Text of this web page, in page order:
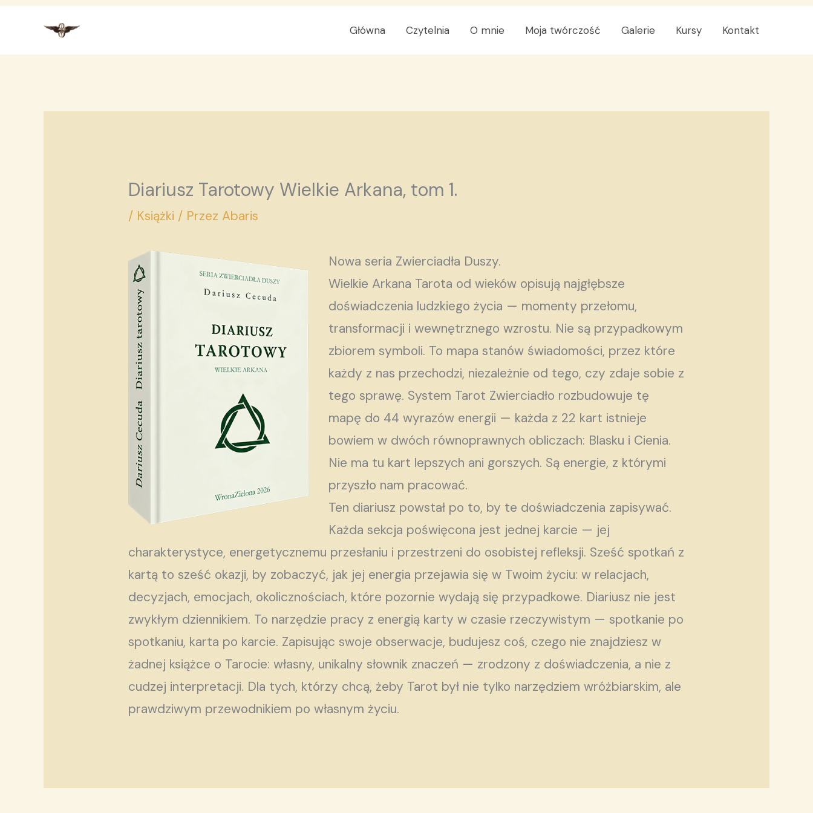
Główna Czytelnia O mnie Moja twórczość Galerie Kursy Kontakt
Diariusz Tarotowy Wielkie Arkana, tom 1.
/ Książki / PrzezAbaris
Nowa seria Zwierciadła Duszy.
Wielkie Arkana Tarota od wieków opisują najgłębsze
doświadczenia ludzkiego życia — momenty przełomu,
transformacji i wewnętrznego wzrostu. Nie są przypadkowym
zbiorem symboli. To mapa stanów świadomości, przez które
każdy z nas przechodzi, niezależnie od tego, czy zdaje sobie z
tego sprawę. System Tarot Zwierciadło rozbudowuje tę
mapę do 44 wyrazów energii — każda z 22 kart istnieje
bowiem w dwóch równoprawnych obliczach: Blasku i Cienia.
Nie ma tu kart lepszych ani gorszych. Są energie, z którymi
przyszło nam pracować.
Ten diariusz powstał po to, by te doświadczenia zapisywać.
Każda sekcja poświęcona jest jednej karcie — jej
charakterystyce, energetycznemu przesłaniu i przestrzeni do osobistej refleksji. Sześć spotkań z
kartą to sześć okazji, by zobaczyć, jak jej energia przejawia się w Twoim życiu: w relacjach,
decyzjach, emocjach, okolicznościach, które pozornie wydają się przypadkowe. Diariusz nie jest
zwykłym dziennikiem. To narzędzie pracy z energią karty w czasie rzeczywistym — spotkanie po
spotkaniu, karta po karcie. Zapisując swoje obserwacje, budujesz coś, czego nie znajdziesz w
żadnej książce o Tarocie: własny, unikalny słownik znaczeń — zrodzony z doświadczenia, a nie z
cudzej interpretacji. Dla tych, którzy chcą, żeby Tarot był nie tylko narzędziem wróżbiarskim, ale
prawdziwym przewodnikiem po własnym życiu.